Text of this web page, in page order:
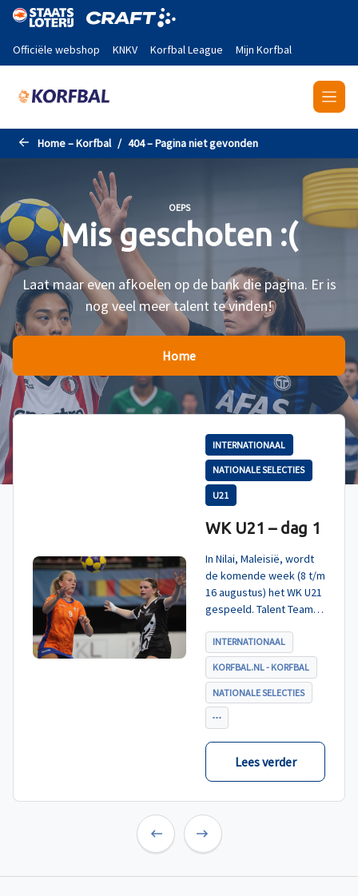
Naar de hoofdinhoud gaan
Officiële webshop KNKV Korfbal League Mijn Korfbal
Home – Korfbal 404 – Pagina niet gevonden
OEPS
Mis geschoten :(
Laat maar even afkoelen op de bank die pagina. Er is
nog veel meer talent te vinden!
Home
INTERNATIONAAL
NATIONALE SELECTIES
U21
WK U21 – dag 1
In Nilai, Maleisië, wordt
de komende week (8 t/m
16 augustus) het WK U21
gespeeld. Talent TeamNL
poule A, met Nieuw-
Zeeland, Hong Kong
China en India. De eerste
wedstrijd, tegen Nieuw-
Zeeland U21, werd zoals
verwacht met ruime
cijfers gewonnen.
INTERNATIONAAL
KORFBAL.NL - KORFBAL
NATIONALE SELECTIES
Lees verder